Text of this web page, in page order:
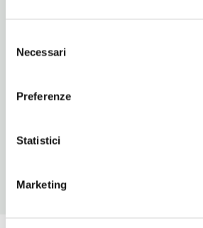
delNecessari
Preferenze
Statistici
Marketing